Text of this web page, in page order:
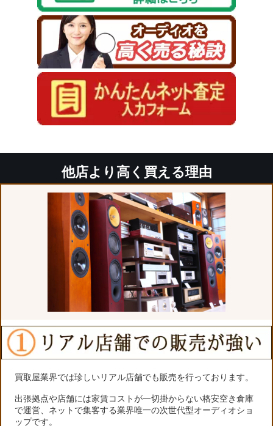
他店より高く買える理由
買取屋業界では珍しいリアル店舗でも販売を行っております。
出張拠点や店舗には家賃コストが一切掛からない格安空き倉庫
で運営、ネットで集客する業界唯一の次世代型オーディオショ
ップです。